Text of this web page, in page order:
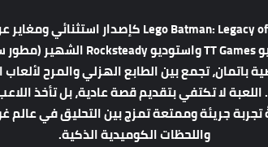
كإصداراستثنائيومغاير
TT Games واستوديوRocksteadyالشهير(مطور
باتمان،تجمعبينالطابعالهزليوالمرحلألعاب
اللعبةلاتكتفيبتقديمقصةعادية،بلتأخذ
تجربةجريئةوممتعةتمزجبينالتحليقفيعالم
واللحظاتالكوميديةالذكية.